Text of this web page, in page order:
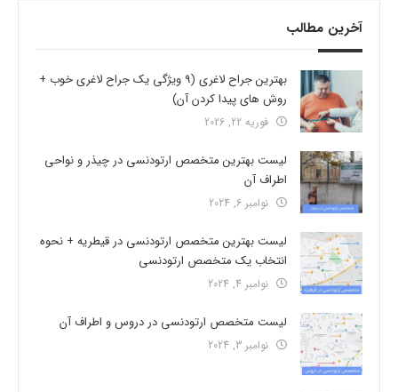
آخرین مطالب
بهترین جراح لاغری (9 ویژگی یک جراح لاغری خوب +
روش های پیدا کردن آن)
فوریه 22, 2026
لیست بهترین متخصص ارتودنسی در چیذر و نواحی
اطراف آن
نوامبر 6, 2024
لیست بهترین متخصص ارتودنسی در قیطریه + نحوه
انتخاب یک متخصص ارتودنسی
نوامبر 4, 2024
لیست متخصص ارتودنسی در دروس و اطراف آن
نوامبر 3, 2024